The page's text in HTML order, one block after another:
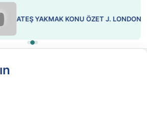
KONU ÖZET J. LONDON